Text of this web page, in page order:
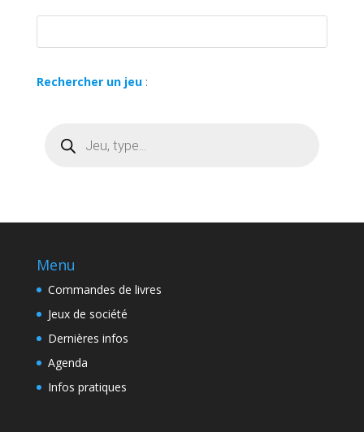
Rechercher un jeu:
produits
Menu
Commandes de livres
Jeux de société
Dernières infos
Agenda
Infos pratiques